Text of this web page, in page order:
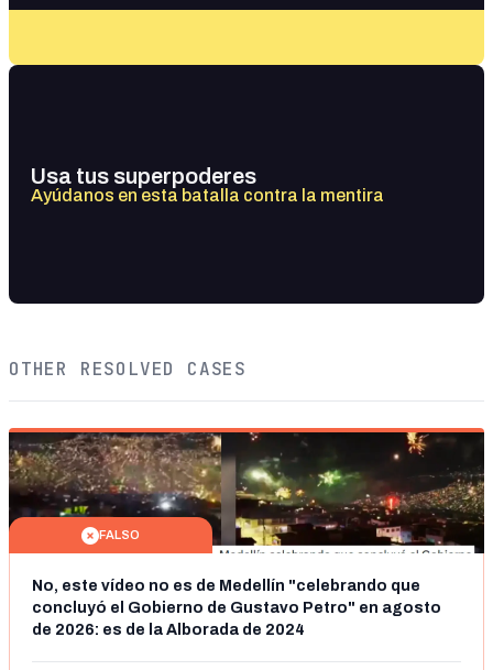
Usa tus superpoderes
Ayúdanos en esta batalla contra la mentira
OTHER RESOLVED CASES
FALSO
No, este vídeo no es de Medellín "celebrando que
concluyó el Gobierno de Gustavo Petro" en agosto
de 2026: es de la Alborada de 2024